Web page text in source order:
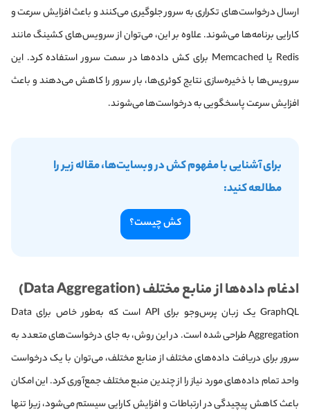
ارسال درخواست‌های تکراری به سرور جلوگیری می‌کنند و باعث افزایش سرعت و
کارایی برنامه‌ها می‌شوند. علاوه بر این، می‌توان از سرویس‌های کشینگ مانند
Redis یا Memcached برای کش داده‌ها در سمت سرور استفاده کرد. این
سرویس‌ها با ذخیره‌سازی نتایج کوئری‌ها، بار سرور را کاهش می‌دهند و باعث
افزایش سرعت پاسخگویی به درخواست‌ها می‌شوند.
برای آشنایی با مفهوم کش در وبسایت‌ها، مقاله زیر را
مطالعه کنید:
کش چیست؟
ادغام داده‌ها از منابع مختلف (Data Aggregation)
GraphQL یک زبان پرس‌وجو برای API است که به‌طور خاص برای Data
Aggregation طراحی شده است. در این روش، به جای درخواست‌های متعدد به
سرور برای دریافت داده‌های مختلف از منابع مختلف، می‌توان با یک درخواست
واحد تمام داده‌های مورد نیاز را از چندین منبع مختلف جمع‌آوری کرد. این امکان
باعث کاهش پیچیدگی در ارتباطات و افزایش کارایی سیستم می‌شود، زیرا تنها